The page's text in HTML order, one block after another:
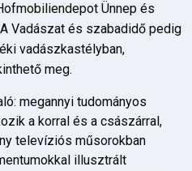
Ünnep és
Vadászat és szabadidő pedig
vadászkastélyban,
meg.
megannyi tudományos
a korral és a császárral,
televíziós műsorokban
illusztrált